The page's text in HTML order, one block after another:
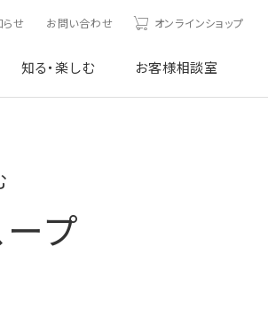
らせ お問い合わせ オンラインショップ
知る・楽しむ お客様相談室
プ